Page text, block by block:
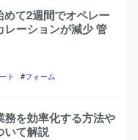
て2週間でオペレー
レーションが減少 管
ト フォーム
務を効率化する方法や
いて解説